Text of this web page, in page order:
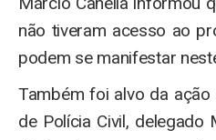
não tiveram acesso ao
podem se manifestar
Também foi alvo da
de Polícia Civil, delegado